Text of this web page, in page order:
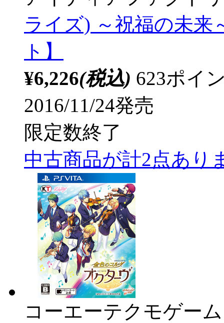
ライズ) ～祝福の未来
ト】
¥6,226(税込) 623ポイ
2016/11/24発売
限定数終了
中古商品が計2点あり
コーエーテクモゲー